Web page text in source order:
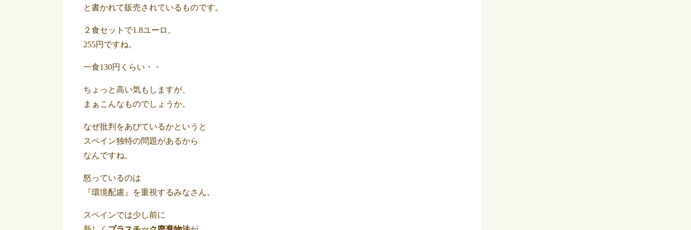
と書かれて販売されているものです。
２食セットで1.8ユーロ。
255円ですね。
一食130円くらい・・
ちょっと高い気もしますが、
まぁこんなものでしょうか。
なぜ批判をあびているかというと
スペイン独特の問題があるから
なんですね。
怒っているのは
『環境配慮』を重視するみなさん。
スペインでは少し前に